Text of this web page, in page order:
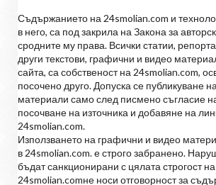
Съдържанието на 24smolian.com и
в него, са под закрила на Закона за
сродните му права. Всички статии,
други текстови, графични и видео
сайта, са собственост на 24smolian.com,
посочено друго. Допуска се публикуване
материали само след писмено съгласие
посочване на източника и добавяне на
24smolian.com.
Използването на графични и видео
в 24smolian.com. е строго забранено.
бъдат санкционирани с цялата строгост
24smolian.comне носи отговорност за